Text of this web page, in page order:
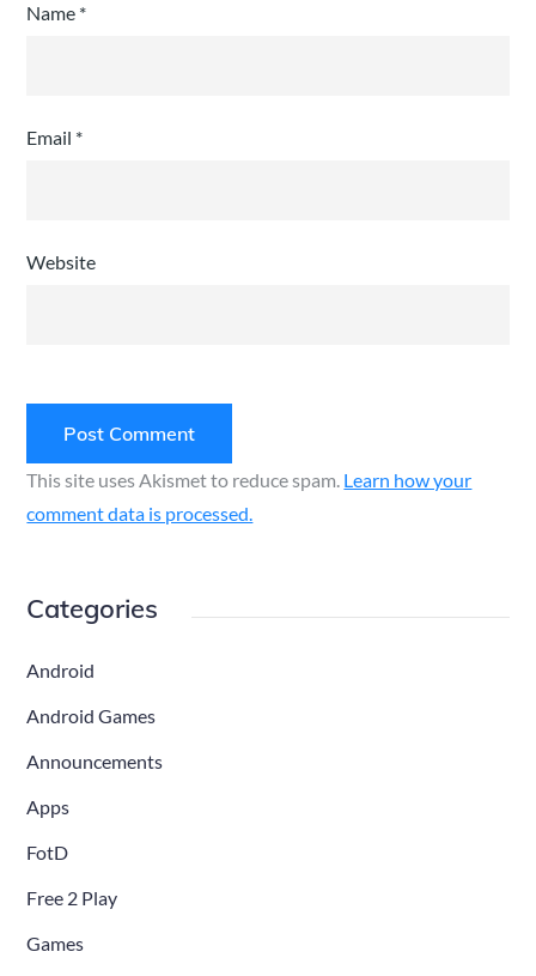
Name *
Email *
Website
This site uses Akismet to reduce spam. Learn how your
comment data is processed.
Categories
Android
Android Games
Announcements
Apps
FotD
Free 2 Play
Games